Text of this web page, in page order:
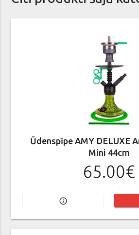
Ūdenspīpe AMY DELUXE
Mini 44cm
65.00€
info_outline